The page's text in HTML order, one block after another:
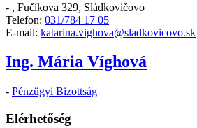
- , Fučíkova 329, Sládkovičovo
Telefon: 031/784 17 05
E-mail: katarina.vighova@sladkovicovo.sk
Ing. Mária Víghová
- Pénzügyi Bizottság
Elérhetőség